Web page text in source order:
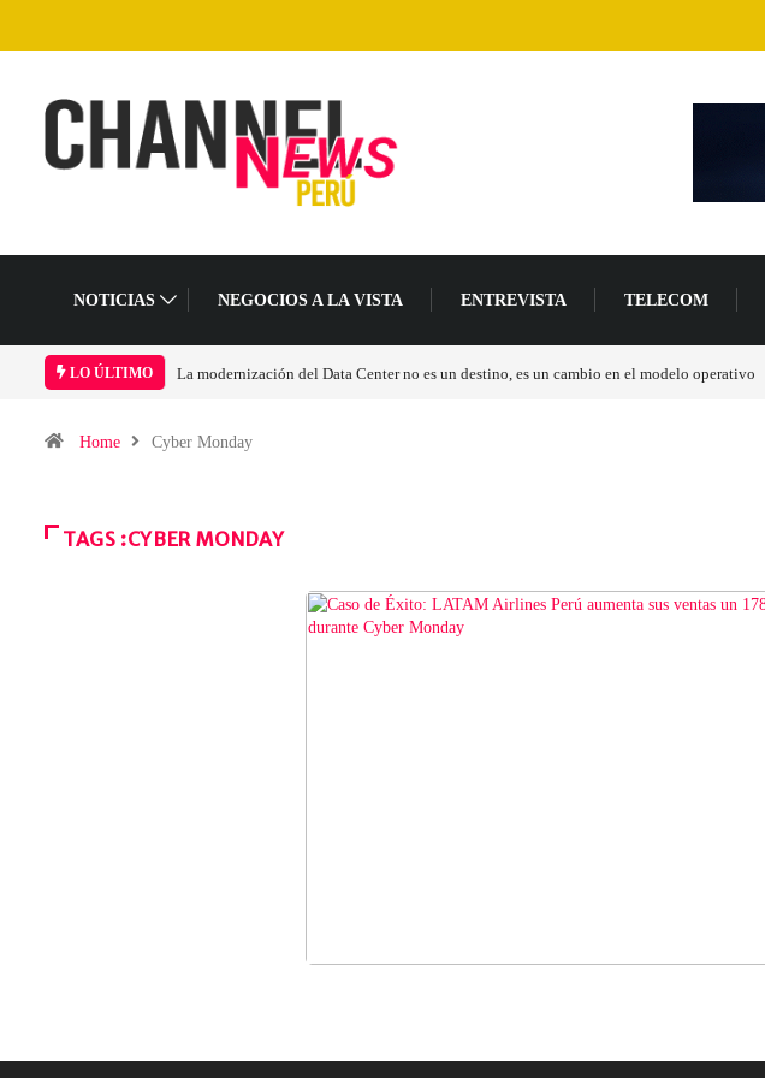
NOTICIAS NEGOCIOS A LA VISTA ENTREVISTA TELECOM
LO ÚLTIMO La modernización del Data Center no es un destino, es un cambio en el modelo operativo
Home Cyber Monday
TAGS :CYBER MONDAY